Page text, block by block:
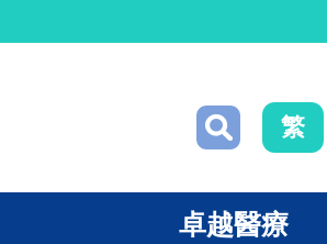
繁
卓越醫療